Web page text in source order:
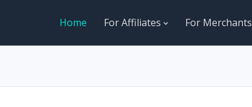
Home For Affiliates For Merchants